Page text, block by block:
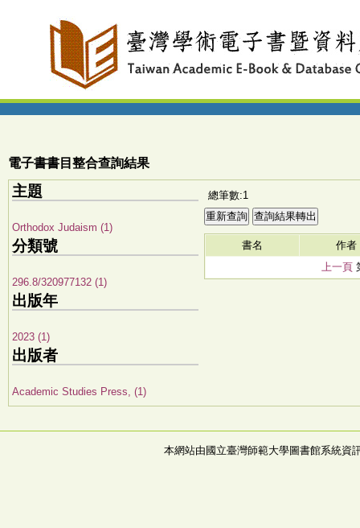
電子書書目整合查詢結果
主題
Orthodox Judaism (1)
分類號
296.8/320977132 (1)
出版年
2023 (1)
出版者
Academic Studies Press, (1)
總筆數:1
書名
作者
上一頁
本網站由國立臺灣師範大學圖書館系統資